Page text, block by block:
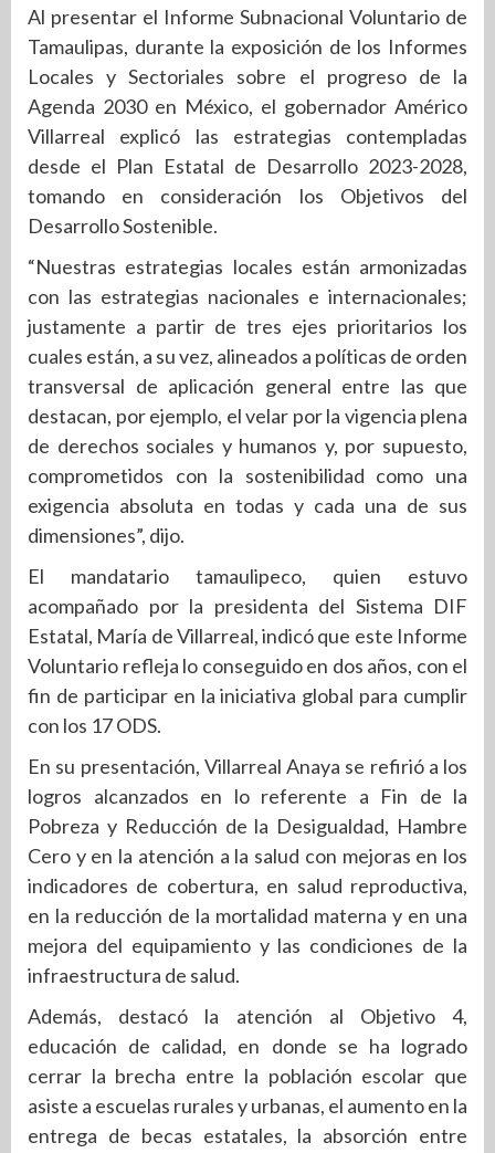
Al presentar el Informe Subnacional Voluntario de
Tamaulipas, durante la exposición de los Informes
Locales y Sectoriales sobre el progreso de la
Agenda 2030 en México, el gobernador Américo
Villarreal explicó las estrategias contempladas
desde el Plan Estatal de Desarrollo 2023-2028,
tomando en consideración los Objetivos del
Desarrollo Sostenible.
“Nuestras estrategias locales están armonizadas
con las estrategias nacionales e internacionales;
justamente a partir de tres ejes prioritarios los
cuales están, a su vez, alineados a políticas de orden
transversal de aplicación general entre las que
destacan, por ejemplo, el velar por la vigencia plena
de derechos sociales y humanos y, por supuesto,
comprometidos con la sostenibilidad como una
exigencia absoluta en todas y cada una de sus
dimensiones”, dijo.
El mandatario tamaulipeco, quien estuvo
acompañado por la presidenta del Sistema DIF
Estatal, María de Villarreal, indicó que este Informe
Voluntario refleja lo conseguido en dos años, con el
fin de participar en la iniciativa global para cumplir
con los 17 ODS.
En su presentación, Villarreal Anaya se refirió a los
logros alcanzados en lo referente a Fin de la
Pobreza y Reducción de la Desigualdad, Hambre
Cero y en la atención a la salud con mejoras en los
indicadores de cobertura, en salud reproductiva,
en la reducción de la mortalidad materna y en una
mejora del equipamiento y las condiciones de la
infraestructura de salud.
Además, destacó la atención al Objetivo 4,
educación de calidad, en donde se ha logrado
cerrar la brecha entre la población escolar que
asiste a escuelas rurales y urbanas, el aumento en la
entrega de becas estatales, la absorción entre